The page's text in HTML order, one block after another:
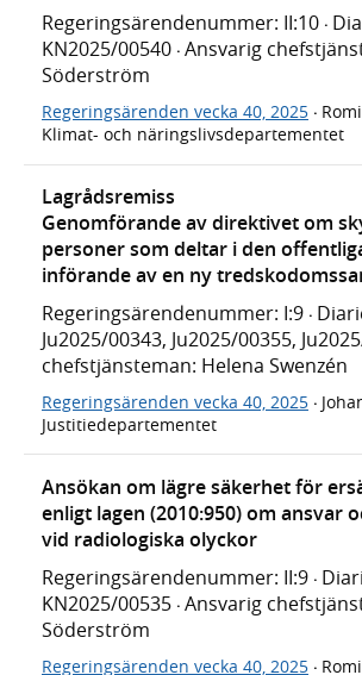
Regeringsärendenummer: II:10 ·
KN2025/00540 · Ansvarig
Söderström
Regeringsärenden vecka 40, 2025 ·
Klimat- och näringslivsdepartementet
Lagrådsremiss
Genomförande av direktivet om
personer som deltar i den
införande av en ny
Regeringsärendenummer: I:9 ·
Ju2025/00343, Ju2025/00355,
chefstjänsteman: Helena Swenzén
Regeringsärenden vecka 40, 2025 ·
Justitiedepartementet
Ansökan om lägre säkerhet för
enligt lagen (2010:950) om ansvar
vid radiologiska olyckor
Regeringsärendenummer: II:9 ·
KN2025/00535 · Ansvarig
Söderström
Regeringsärenden vecka 40, 2025 ·